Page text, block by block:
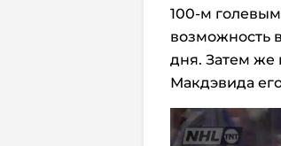
100-м
возможность
дня. Затем же
Макдэвида